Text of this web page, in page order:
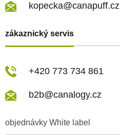
zákaznický servis
objednávky White label
kopecka@canapuff.cz
+420 773 734 861
b2b@canalogy.cz